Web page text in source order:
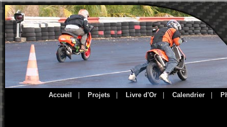
Accueil Projets Livre d'Or Calendrier